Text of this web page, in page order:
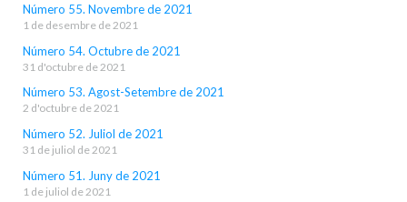
Número 55. Novembre de 2021
1 de desembre de 2021
Número 54. Octubre de 2021
31 d'octubre de 2021
Número 53. Agost-Setembre de 2021
2 d'octubre de 2021
Número 52. Juliol de 2021
31 de juliol de 2021
Número 51. Juny de 2021
1 de juliol de 2021